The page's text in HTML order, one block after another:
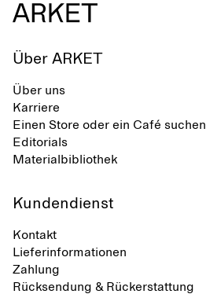
Über ARKET
Über uns
Karriere
Einen Store oder ein Café suchen
Editorials
Materialbibliothek
Kundendienst
Kontakt
Lieferinformationen
Zahlung
Rücksendung & Rückerstattung